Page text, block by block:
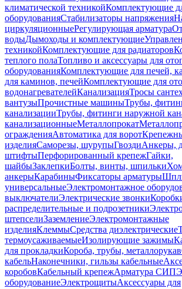
климатической техникойКомплектующие
оборудованияСтабилизаторы напряжения
циркуляционныеРегулирующая арматура
водыДымоходы и комплектующие
техникойКомплектующие для радиаторов
теплого полаТопливо и аксессуары для
оборудованияКомплектующие для печей,
для каминов, печейКомплектующие для
водонагревателейКанализацияТросы
вантузыПрочистные машиныТрубы,
канализацииТрубы, фитинги наружной
канализационныеМеталлопрокат
огражденияАвтоматика для ворот
изделияСаморезы, шурупыГвоздиАнкеры,
штифтыПерфорированный крепежГайки,
шайбыЗаклепкиБолты, винты, шпильки
анкерыКарабиныФиксаторы арматуры
универсальныеЭлектромонтажное
выключателиЭлектрические звонки
распределительные и подрозетники
штепселиЗаземлениеЭлектромонтажные
изделияКлеммыСредства диэлектрические
термоусаживаемыеИзолирующие зажимы
для прокладкиКороба, трубы, металлорукав
кабельНаконечники, гильзы кабельные
коробовКабельный крепежАрматура СИП
оборудованиеЭлектрощитыАксессуары для